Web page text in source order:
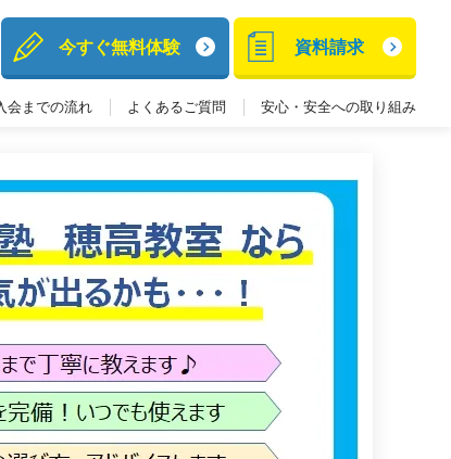
今すぐ無料体験 資料請求
会までの流れ よくあるご質問 安心・安全への取り組み